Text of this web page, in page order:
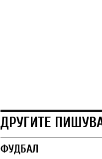
ДРУГИТЕ
ФУДБАЛ